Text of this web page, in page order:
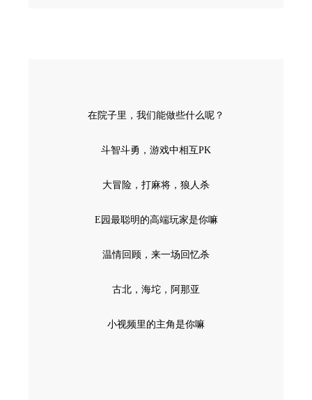
在院子里，我们能做些什么呢？
斗智斗勇，游戏中相互PK
大冒险，打麻将，狼人杀
E园最聪明的高端玩家是你嘛
温情回顾，来一场回忆杀
古北，海坨，阿那亚
小视频里的主角是你嘛